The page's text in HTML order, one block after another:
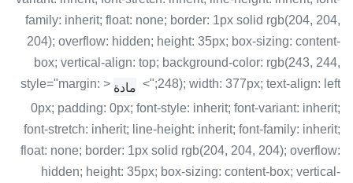
family: inherit; float: none; border: 1px solid rgb(204, 204,
204); overflow: hidden; height: 35px; box-sizing: content-
box; vertical-align: top; background-color: rgb(243, 244,
248); width: 377px; text-align: left;">
مادة
< style="margin:
0px; padding: 0px; font-style: inherit; font-variant: inherit;
font-stretch: inherit; line-height: inherit; font-family: inherit;
float: none; border: 1px solid rgb(204, 204, 204); overflow:
hidden; height: 35px; box-sizing: content-box; vertical-